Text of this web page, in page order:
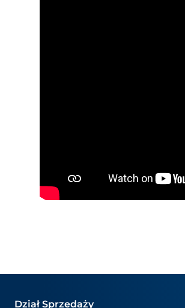
Dział Sprzedaży